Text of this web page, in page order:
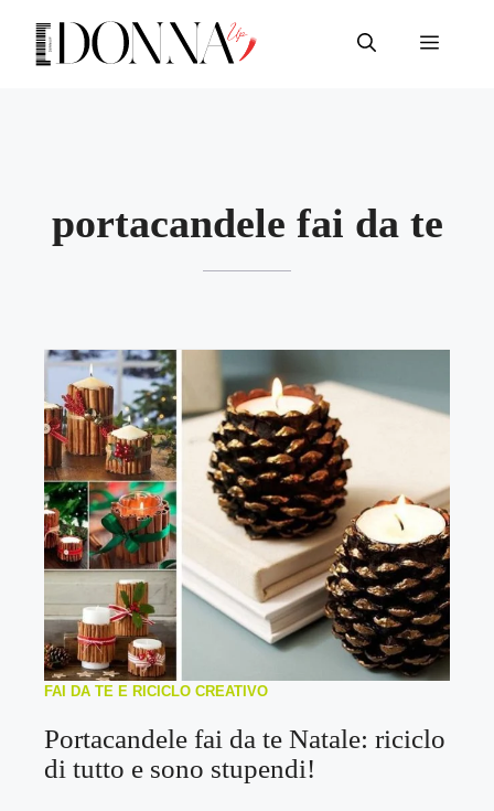
contenuto
Menu
portacandele fai da te
FAI DA TE E RICICLO CREATIVO
Portacandele fai da te Natale: riciclo
di tutto e sono stupendi!